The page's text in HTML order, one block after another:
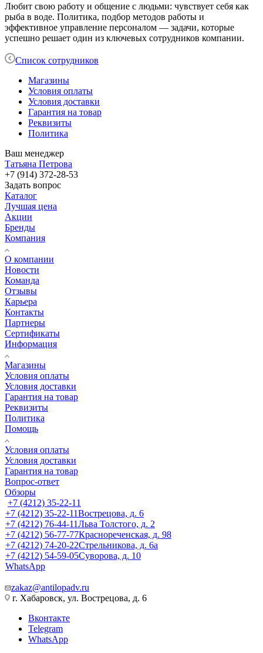
Любит свою работу и общение с людьми: чувствует себя как
рыба в воде. Политика, подбор методов работы и
эффективное управление персоналом — задачи, которые
успешно решает один из ключевых сотрудников компании.
Список сотрудников
Магазины
Условия оплаты
Условия доставки
Гарантия на товар
Реквизиты
Политика
Ваш менеджер
Татьяна Петрова
+7 (914) 372-28-53
Задать вопрос
Каталог
Лучшая цена
Акции
Бренды
Компания
О компании
Новости
Команда
Отзывы
Карьера
Контакты
Партнеры
Сертификаты
Информация
Магазины
Условия оплаты
Условия доставки
Гарантия на товар
Реквизиты
Политика
Помощь
Условия оплаты
Условия доставки
Гарантия на товар
Вопрос-ответ
Обзоры
+7 (4212) 35-22-11
+7 (4212) 35-22-11Вострецова, д. 6
+7 (4212) 76-44-11Льва Толстого, д. 2
+7 (4212) 56-77-77Краснореченская, д. 98
+7 (4212) 74-20-22Стрельникова, д. 6а
+7 (4212) 54-59-05Суворова, д. 10
WhatsApp
zakaz@antilopadv.ru
г. Хабаровск, ул. Вострецова, д. 6
Вконтакте
Telegram
WhatsApp